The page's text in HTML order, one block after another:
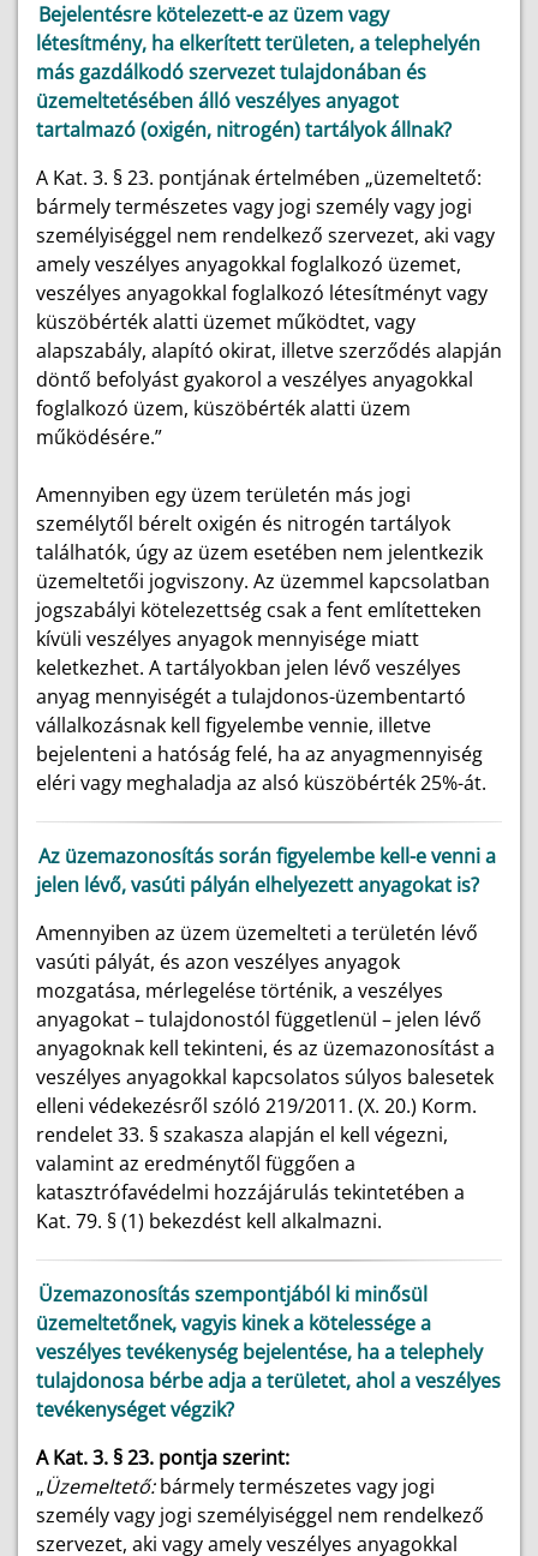
Bejelentésre kötelezett-e az üzem vagy
létesítmény, ha elkerített területen, a telephelyén
más gazdálkodó szervezet tulajdonában és
üzemeltetésében álló veszélyes anyagot
tartalmazó (oxigén, nitrogén) tartályok állnak?
A Kat. 3. § 23. pontjának értelmében „üzemeltető:
bármely természetes vagy jogi személy vagy jogi
személyiséggel nem rendelkező szervezet, aki vagy
amely veszélyes anyagokkal foglalkozó üzemet,
veszélyes anyagokkal foglalkozó létesítményt vagy
küszöbérték alatti üzemet működtet, vagy
alapszabály, alapító okirat, illetve szerződés alapján
döntő befolyást gyakorol a veszélyes anyagokkal
foglalkozó üzem, küszöbérték alatti üzem
működésére.”
Amennyiben egy üzem területén más jogi
személytől bérelt oxigén és nitrogén tartályok
találhatók, úgy az üzem esetében nem jelentkezik
üzemeltetői jogviszony. Az üzemmel kapcsolatban
jogszabályi kötelezettség csak a fent említetteken
kívüli veszélyes anyagok mennyisége miatt
keletkezhet. A tartályokban jelen lévő veszélyes
anyag mennyiségét a tulajdonos-üzembentartó
vállalkozásnak kell figyelembe vennie, illetve
bejelenteni a hatóság felé, ha az anyagmennyiség
eléri vagy meghaladja az alsó küszöbérték 25%-át.
Az üzemazonosítás során figyelembe kell-e venni a
jelen lévő, vasúti pályán elhelyezett anyagokat is?
Amennyiben az üzem üzemelteti a területén lévő
vasúti pályát, és azon veszélyes anyagok
mozgatása, mérlegelése történik, a veszélyes
anyagokat – tulajdonostól függetlenül – jelen lévő
anyagoknak kell tekinteni, és az üzemazonosítást a
veszélyes anyagokkal kapcsolatos súlyos balesetek
elleni védekezésről szóló 219/2011. (X. 20.) Korm.
rendelet 33. § szakasza alapján el kell végezni,
valamint az eredménytől függően a
katasztrófavédelmi hozzájárulás tekintetében a
Kat. 79. § (1) bekezdést kell alkalmazni.
Üzemazonosítás szempontjából ki minősül
üzemeltetőnek, vagyis kinek a kötelessége a
veszélyes tevékenység bejelentése, ha a telephely
tulajdonosa bérbe adja a területet, ahol a veszélyes
tevékenységet végzik?
A Kat. 3. § 23. pontja szerint:
„Üzemeltető:bármely természetes vagy jogi
személy vagy jogi személyiséggel nem rendelkező
szervezet, aki vagy amely veszélyes anyagokkal